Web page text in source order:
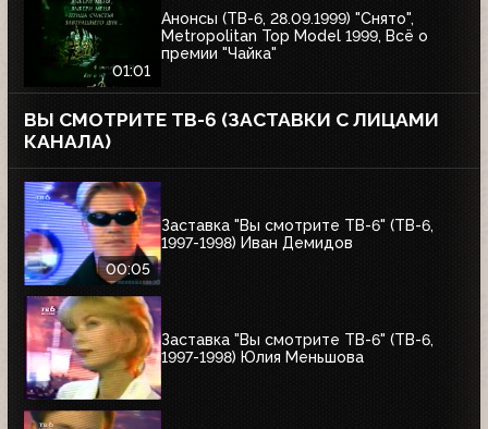
01:01
Анонсы (ТВ-6, 28.09.1999) "Снято",
Metropolitan Top Model 1999, Всё о
премии "Чайка"
ВЫ СМОТРИТЕ ТВ-6 (ЗАСТАВКИ С ЛИЦАМИ
КАНАЛА)
00:05
Заставка "Вы смотрите ТВ-6" (ТВ-6,
1997-1998) Иван Демидов
Заставка "Вы смотрите ТВ-6" (ТВ-6,
1997-1998) Юлия Меньшова